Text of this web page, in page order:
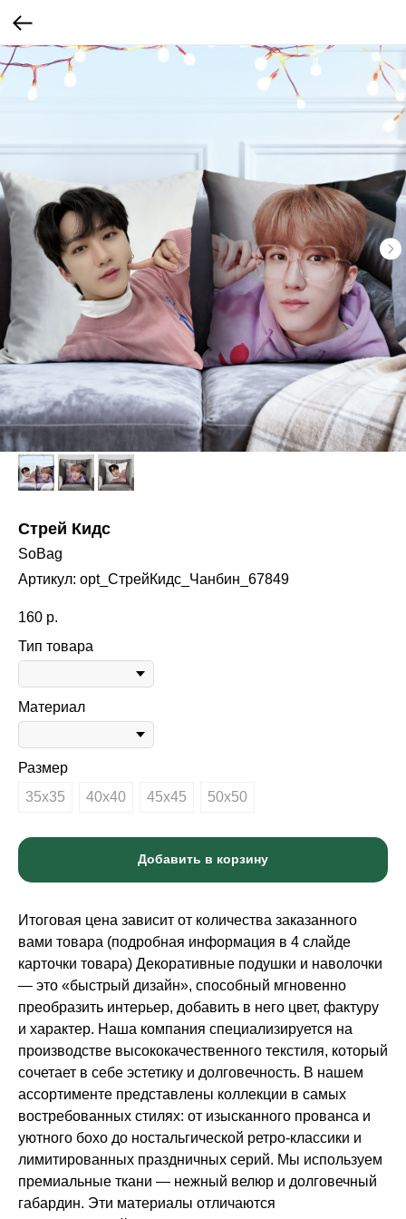
Стрей Кидс
SoBag
Артикул: opt_СтрейКидс_Чанбин_67849
160 р.
Тип товара
Материал
Размер
35х35
40х40 45х45 50х50
Добавить в корзину
Итоговая цена зависит от количества заказанного
вами товара (подробная информация в 4 слайде
карточки товара) Декоративные подушки и наволочки
— это «быстрый дизайн», способный мгновенно
преобразить интерьер, добавить в него цвет, фактуру
и характер. Наша компания специализируется на
производстве высококачественного текстиля, который
сочетает в себе эстетику и долговечность. В нашем
ассортименте представлены коллекции в самых
востребованных стилях: от изысканного прованса и
уютного бохо до ностальгической ретро-классики и
лимитированных праздничных серий. Мы используем
премиальные ткани — нежный велюр и долговечный
габардин. Эти материалы отличаются